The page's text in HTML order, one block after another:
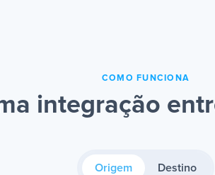
COMO FUNCIONA
integração
Origem Destino